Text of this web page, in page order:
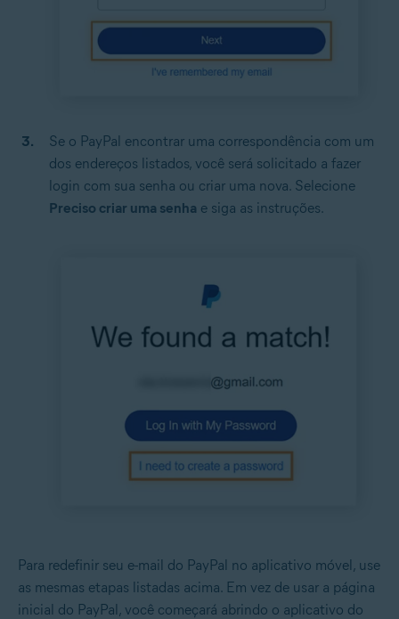
Se o PayPal encontrar uma correspondência com um
dos endereços listados, você será solicitado a fazer
login com sua senha ou criar uma nova. Selecione
Preciso criar uma senha e siga as instruções.
Para redefinir seu e-mail do PayPal no aplicativo móvel, use
as mesmas etapas listadas acima. Em vez de usar a página
inicial do PayPal, você começará abrindo o aplicativo do